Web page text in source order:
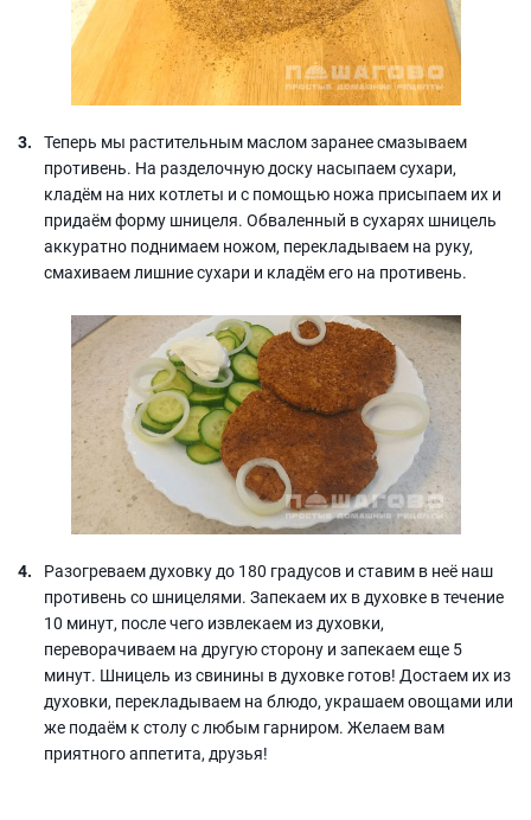
Теперь мы растительным маслом заранее смазываем
противень. На разделочную доску насыпаем сухари,
кладём на них котлеты и с помощью ножа присыпаем их и
придаём форму шницеля. Обваленный в сухарях шницель
аккуратно поднимаем ножом, перекладываем на руку,
смахиваем лишние сухари и кладём его на противень.
Разогреваем духовку до 180 градусов и ставим в неё наш
противень со шницелями. Запекаем их в духовке в течение
10 минут, после чего извлекаем из духовки,
переворачиваем на другую сторону и запекаем еще 5
минут. Шницель из свинины в духовке готов! Достаем их из
духовки, перекладываем на блюдо, украшаем овощами или
же подаём к столу с любым гарниром. Желаем вам
приятного аппетита, друзья!